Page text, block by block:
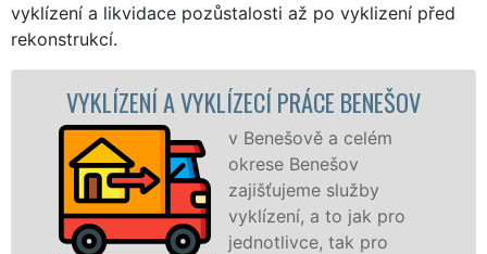
vyklízení a likvidace pozůstalosti až po vyklizení před
rekonstrukcí.
A VYKLÍZECÍ PRÁCE BENEŠOV
v Benešově a celém
okrese Benešov
zajišťujeme služby
vyklízení, a to jak pro
jednotlivce, tak pro